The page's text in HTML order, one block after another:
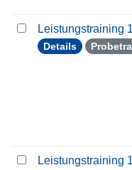
Leistungstraining
Details
Leistungstraining